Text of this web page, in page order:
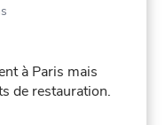
à Paris mais
de restauration.